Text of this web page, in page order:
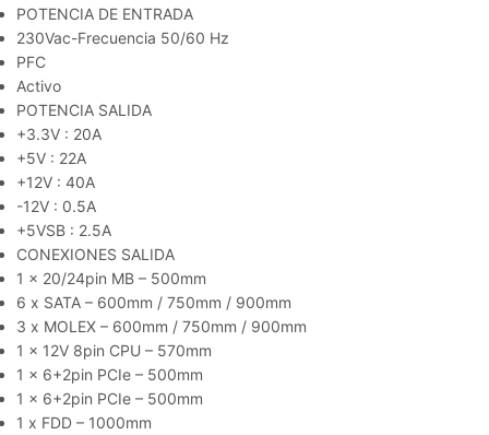
POTENCIA DE ENTRADA
230Vac-Frecuencia 50/60 Hz
PFC
Activo
POTENCIA SALIDA
+3.3V : 20A
+5V : 22A
+12V : 40A
-12V : 0.5A
+5VSB : 2.5A
CONEXIONES SALIDA
1 x 20/24pin MB – 500mm
6 x SATA – 600mm / 750mm / 900mm
3 x MOLEX – 600mm / 750mm / 900mm
1 x 12V 8pin CPU – 570mm
1 x 6+2pin PCIe – 500mm
1 x 6+2pin PCIe – 500mm
1 x FDD – 1000mm